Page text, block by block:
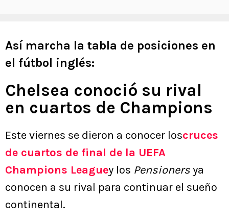
Así marcha la tabla de posiciones en
el fútbol inglés:
Chelsea conoció su rival
en cuartos de Champions
Este viernes se dieron a conocer loscruces
de cuartos de final de la UEFA
Champions Leaguey los Pensionersya
conocen a su rival para continuar el sueño
continental.